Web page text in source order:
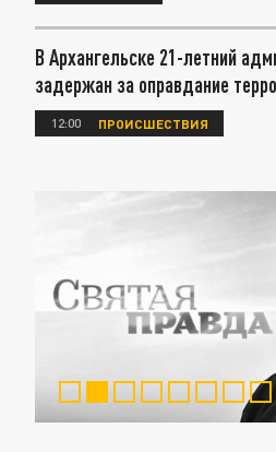
В Архангельске 21-летний
задержан за оправдание
12:00 ПРОИСШЕСТВИЯ